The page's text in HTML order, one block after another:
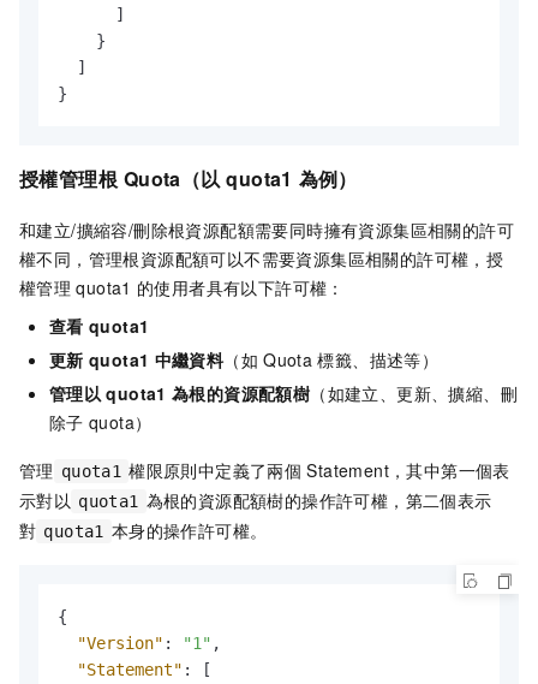
]
}
]
}
授權管理根 Quota（以 quota1 為例）
和建立/擴縮容/刪除根資源配額需要同時擁有資源集區相關的許可
權不同，管理根資源配額可以不需要資源集區相關的許可權，授
權管理 quota1 的使用者具有以下許可權：
查看 quota1
更新 quota1 中繼資料（如 Quota 標籤、描述等）
管理以 quota1 為根的資源配額樹 （如建立、更新、擴縮、刪
除子 quota）
管理 quota1 權限原則中定義了兩個 Statement，其中第一個表
示對以 quota1 為根的資源配額樹的操作許可權，第二個表示
對 quota1 本身的操作許可權。
{
"Version" : "1" ,
"Statement" :
[